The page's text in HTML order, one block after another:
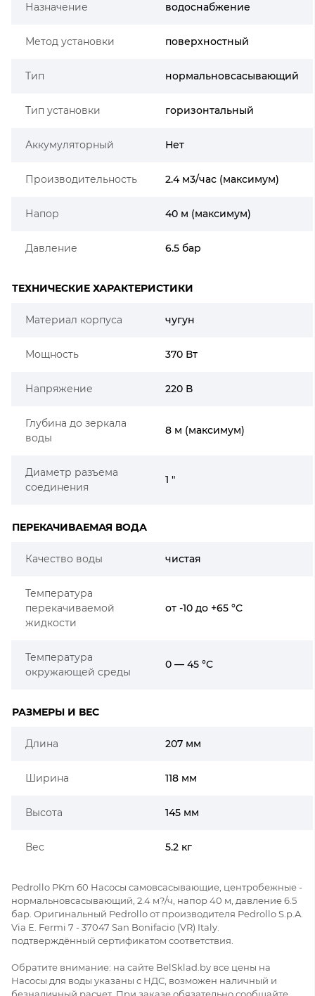
Назначение водоснабжение
Метод установки поверхностный
Тип нормальновсасывающий
Тип установки горизонтальный
Аккумуляторный Нет
Производительность 2.4 м3/час (максимум)
Напор 40 м (максимум)
Давление 6.5 бар
ТЕХНИЧЕСКИЕ ХАРАКТЕРИСТИКИ
Материал корпуса чугун
Мощность 370 Вт
Напряжение 220 В
Глубина до зеркала
воды
8 м (максимум)
Диаметр разъема
соединения
1 "
ПЕРЕКАЧИВАЕМАЯ ВОДА
Качество воды чистая
Температура
перекачиваемой
жидкости
от -10 до +65 °C
Температура
окружающей среды
0 — 45 °C
РАЗМЕРЫ И ВЕС
Длина 207 мм
Ширина 118 мм
Высота 145 мм
Вес 5.2 кг
Pedrollo PKm 60 Насосы самовсасывающие, центробежные -
нормальновсасывающий, 2.4 м?/ч, напор 40 м, давление 6.5
бар. Оригинальный Pedrollo от производителя Pedrollo S.p.A.
Via E. Fermi 7 - 37047 San Bonifacio (VR) Italy.
подтверждённый сертификатом соответствия.
Обратите внимание: на сайте BelSklad.by все цены на
Насосы для воды указаны с НДС, возможен наличный и